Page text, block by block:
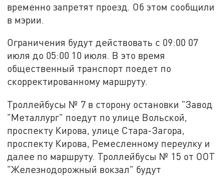
временно запретят проезд. Об этом сообщили
в мэрии.
Ограничения будут действовать с 09:00 07
июля до 05:00 10 июля. В это время
общественный транспорт поедет по
скорректированному маршруту.
Троллейбусы № 7 в сторону остановки "Завод
"Металлург" поедут по улице Вольской,
проспекту Кирова, улице Стара-Загора,
проспекту Кирова, Ремесленному переулку и
далее по маршруту. Троллейбусы № 15 от ООТ
"Железнодорожный вокзал" будут